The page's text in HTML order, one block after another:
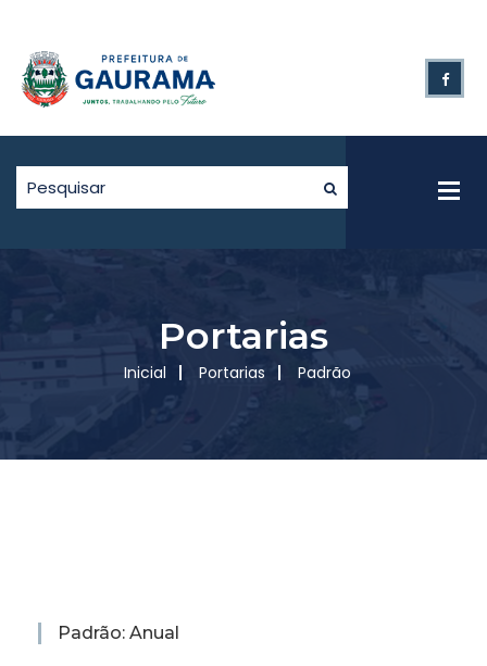
Portarias
Inicial Portarias Padrão
Padrão: Anual